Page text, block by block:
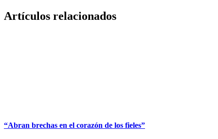
Facebook
Artículos relacionados
“Abran brechas en el corazón de los fieles”